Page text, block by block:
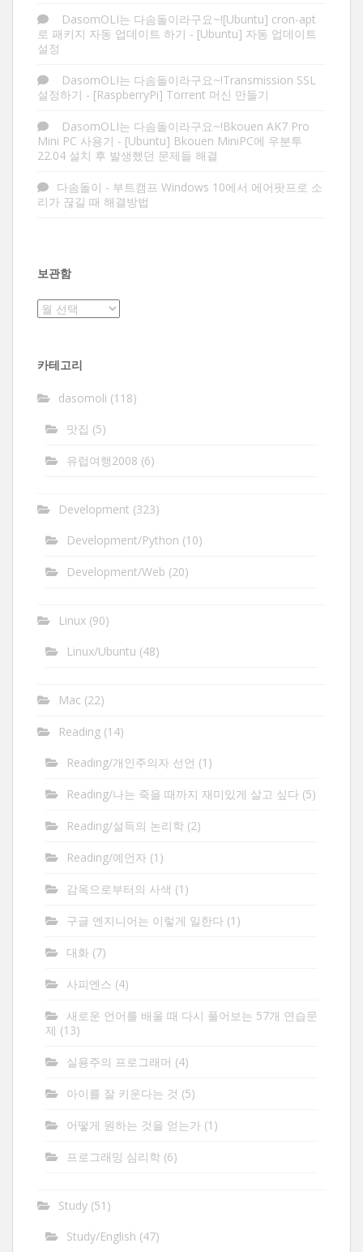
DasomOLI는 다솜돌이라구요~![Ubuntu] cron-apt
로 패키지 자동 업데이트 하기 - [Ubuntu] 자동 업데이트
설정
DasomOLI는 다솜돌이라구요~!Transmission SSL
설정하기 - [RaspberryPi] Torrent 머신 만들기
DasomOLI는 다솜돌이라구요~!Bkouen AK7 Pro
Mini PC 사용기 - [Ubuntu] Bkouen MiniPC에 우분투
22.04 설치 후 발생했던 문제들 해결
다솜돌이 - 부트캠프 Windows 10에서 에어팟프로 소
리가 끊길 때 해결방법
보관함
보
카테고리
dasomoli (118)
맛집 (5)
유럽여행2008 (6)
Development (323)
Development/Python (10)
Development/Web (20)
Linux (90)
Linux/Ubuntu (48)
Mac (22)
Reading (14)
Reading/개인주의자 선언 (1)
Reading/나는 죽을 때까지 재미있게 살고 싶다 (5)
Reading/설득의 논리학 (2)
Reading/예언자 (1)
감옥으로부터의 사색 (1)
구글 엔지니어는 이렇게 일한다 (1)
대화 (7)
사피엔스 (4)
새로운 언어를 배울 때 다시 풀어보는 57개 연습문
제 (13)
실용주의 프로그래머 (4)
아이를 잘 키운다는 것 (5)
어떻게 원하는 것을 얻는가 (1)
프로그래밍 심리학 (6)
Study (51)
Study/English (47)